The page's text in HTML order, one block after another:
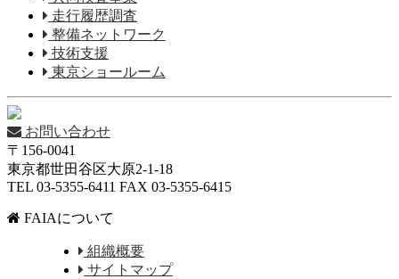
走行履歴調査
整備ネットワーク
技術支援
東京ショールーム
お問い合わせ
〒156-0041
東京都世田谷区大原2-1-18
TEL 03-5355-6411 FAX 03-5355-6415
FAIAについて
組織概要
サイトマップ